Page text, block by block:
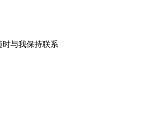
与我保持联系